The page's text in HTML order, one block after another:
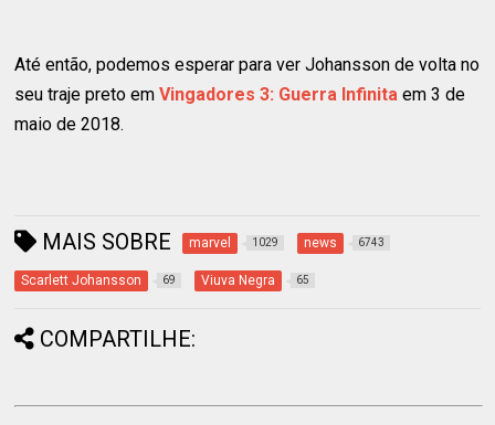
Até então, podemos esperar para ver Johansson de volta no
seu traje preto emVingadores 3: Guerra Infinita em 3 de
maio de 2018.
MAIS SOBRE marvel 1029 news 6743
Scarlett Johansson 69 Viuva Negra 65
COMPARTILHE: